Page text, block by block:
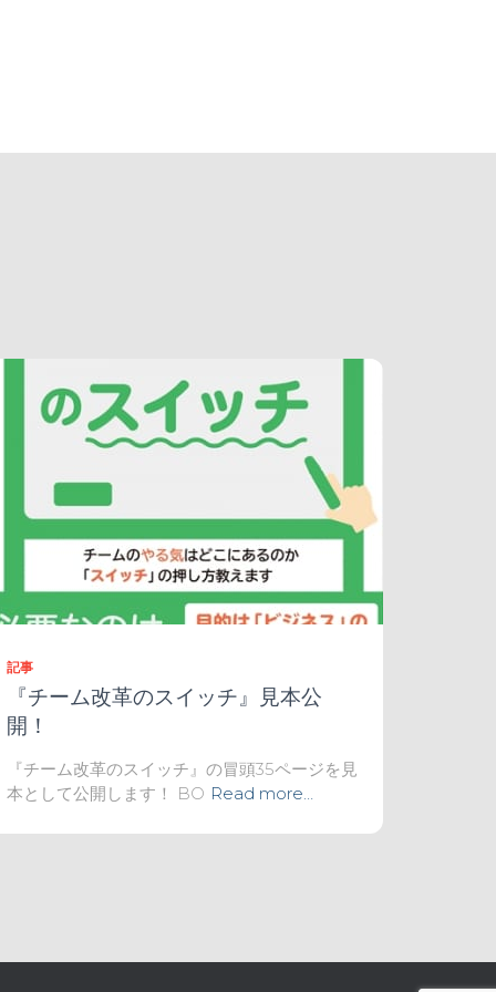
記事
『チーム改革のスイッチ』見本公
開！
『チーム改革のスイッチ』の冒頭35ページを見
本として公開します！ BO Read more…